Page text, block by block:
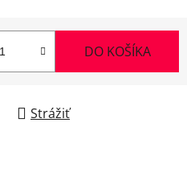
DO KOŠÍKA
Strážiť